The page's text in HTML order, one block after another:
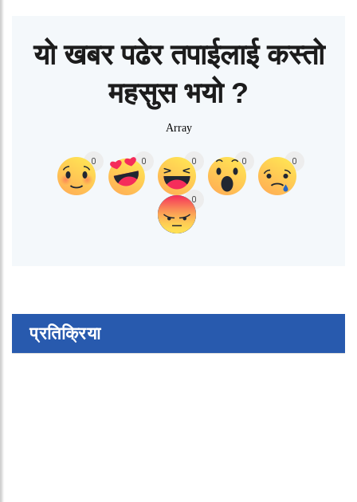
यो खबर पढेर तपाईलाई कस्तो
महसुस भयो ?
Array
0 0 0 0 0
0
प्रतिक्रिया